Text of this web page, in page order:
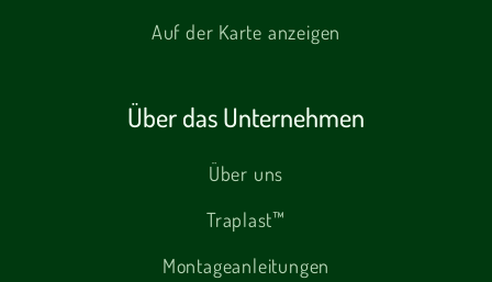
Auf der Karte anzeigen
Über das Unternehmen
Über uns
Traplast™
Montageanleitungen